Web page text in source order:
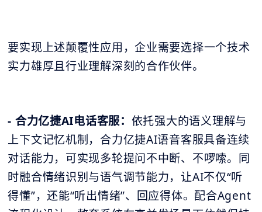
要实现上述颠覆性应用，企业需要选择一个技术
实力雄厚且行业理解深刻的合作伙伴。
- 合力亿捷AI电话客服： 依托强大的语义理解与
上下文记忆机制，合力亿捷AI语音客服具备连续
对话能力，可实现多轮提问不中断、不啰嗦。同
时融合情绪识别与语气调节能力，让AI不仅“听
得懂”，还能“听出情绪”、回应得体。配合Agent